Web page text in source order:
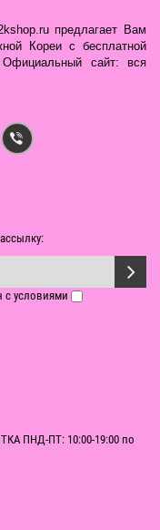
предлагает Вам
Кореи с бесплатной
сайт: вся
с условиями
ПНД-ПТ: 10:00-19:00 по